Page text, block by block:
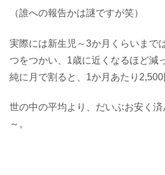
（誰への報告かは謎ですが笑）
実際には新生児～3か月くらいまで
つをつかい、1歳に近くなるほど減
純に月で割ると、1か月あたり2,500
世の中の平均より、だいぶお安く
～。